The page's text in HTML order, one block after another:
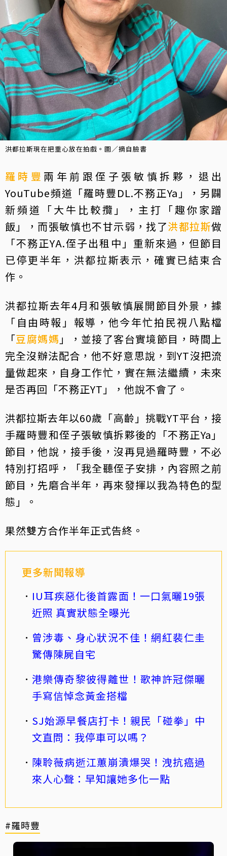
洪都拉斯現在把重心放在拍戲。圖／摘自臉書
羅時豐 兩年前跟侄子張敏慎拆夥，退出
YouTube頻道「羅時豐DL.不務正Ya」，另闢
新頻道「大牛比較攬」，主打「趣你家蹭
飯」，而張敏慎也不甘示弱，找了洪都拉斯做
「不務正YA.侄子出租中」重新來過，但節目
已停更半年，洪都拉斯表示，確實已結束合
作。
洪都拉斯去年4月和張敏慎展開節目外景，據
「自由時報」報導，他今年忙拍民視八點檔
「豆腐媽媽 」，並接了客台實境節目，時間上
完全沒辦法配合，他不好意思說，到YT沒把流
量做起來，自身工作忙，實在無法繼續，未來
是否再回「不務正YT」，他說不會了。
洪都拉斯去年以60歲「高齡」挑戰YT平台，接
手羅時豐和侄子張敏慎拆夥後的「不務正Ya」
節目，他說，接手後，沒再見過羅時豐，不必
特別打招呼，「我全聽侄子安排，內容照之前
節目，先磨合半年，再來發揮以我為特色的型
態」。
果然雙方合作半年正式告終。
更多新聞報導
IU耳疾惡化後首露面！一口氣曬19張
近照 真實狀態全曝光
曾涉毒、身心狀況不佳！網紅裴仁圭
驚傳陳屍自宅
港樂傳奇黎彼得離世！歌神許冠傑曬
手寫信悼念黃金搭檔
SJ始源早餐店打卡！親民「碰拳」中
文直問：我停車可以嗎？
陳聆薇病逝江蕙崩潰爆哭！洩抗癌過
來人心聲：早知讓她多化一點
#羅時豐